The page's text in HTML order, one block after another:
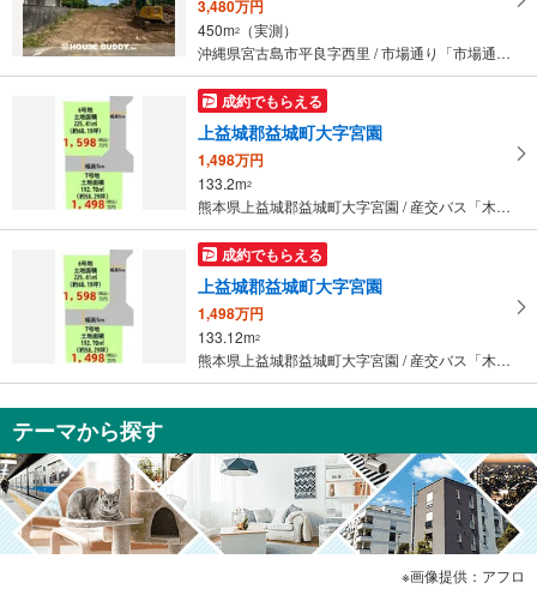
3,480万円
450m2
（実測）
沖縄県宮古島市平良字西里 / 市場通り「市場通り」下車 徒歩2分
成約でもらえる
上益城郡益城町大字宮園
1,498万円
133.2m2
熊本県上益城郡益城町大字宮園 / 産交バス「木山下町」停留所「産交バス「木山下町」停留所」下車 徒歩3分
成約でもらえる
上益城郡益城町大字宮園
1,498万円
133.12m2
熊本県上益城郡益城町大字宮園 / 産交バス「木山下町」停留所「産交バス「木山下町」停留所」下車 徒歩3分
テーマから探す
画像提供：アフロ